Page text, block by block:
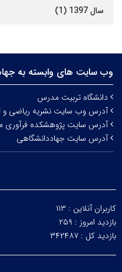
سال 1397 (1)
وب سایت های وابسته به
دانشگاه تربیت مدرس
آدرس وب سایت نشریه ریاضی و
آدرس سایت پژوهشکده فرآوری
آدرس سایت جهاددانشگاهی
کاربران آنلاین : ۱۱۳
بازدید امروز : ۲۵۹
بازدید کل : ۳۴۲۴۸۷